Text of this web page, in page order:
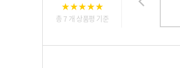
총 7 개 상품평 기준